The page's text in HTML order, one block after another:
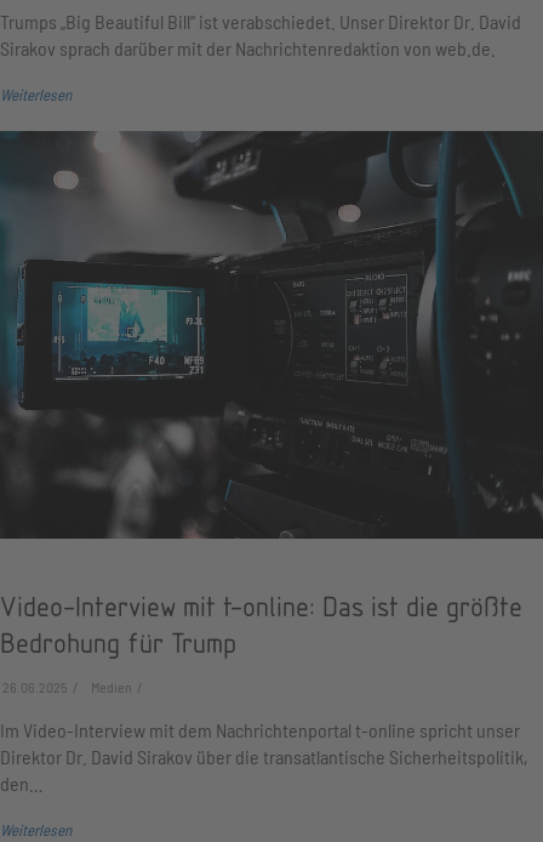
Trumps „Big Beautiful Bill“ ist verabschiedet. Unser Direktor Dr. David
Sirakov sprach darüber mit der Nachrichtenredaktion von web.de.
Weiterlesen
Video-Interview mit t-online: Das ist die größte
Bedrohung für Trump
26.06.2025 Medien
Im Video-Interview mit dem Nachrichtenportal t-online spricht unser
Direktor Dr. David Sirakov über die transatlantische Sicherheitspolitik,
den…
Weiterlesen